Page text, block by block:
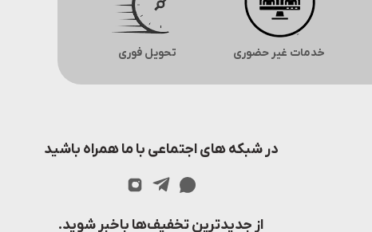
خدمات غیر حضوری تحویل فوری
در شبکه های اجتماعی با ما همراه باشید
از جدیدترین تخفیف‌ها باخبر شوید.